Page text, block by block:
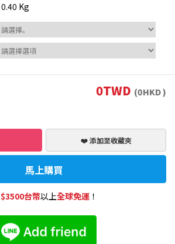
0.40 Kg
0TWD (0HKD )
❤️ 添加至收藏夾
馬上購買
$3500台幣以上全球免運！